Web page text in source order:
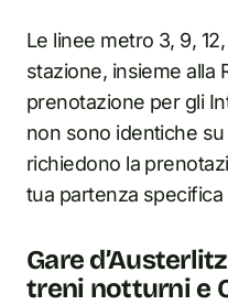
Le linee metro 3, 9,
stazione, insieme alla
prenotazione per gli
non sono identiche
richiedono la
tua partenza
Gare
treni notturni e